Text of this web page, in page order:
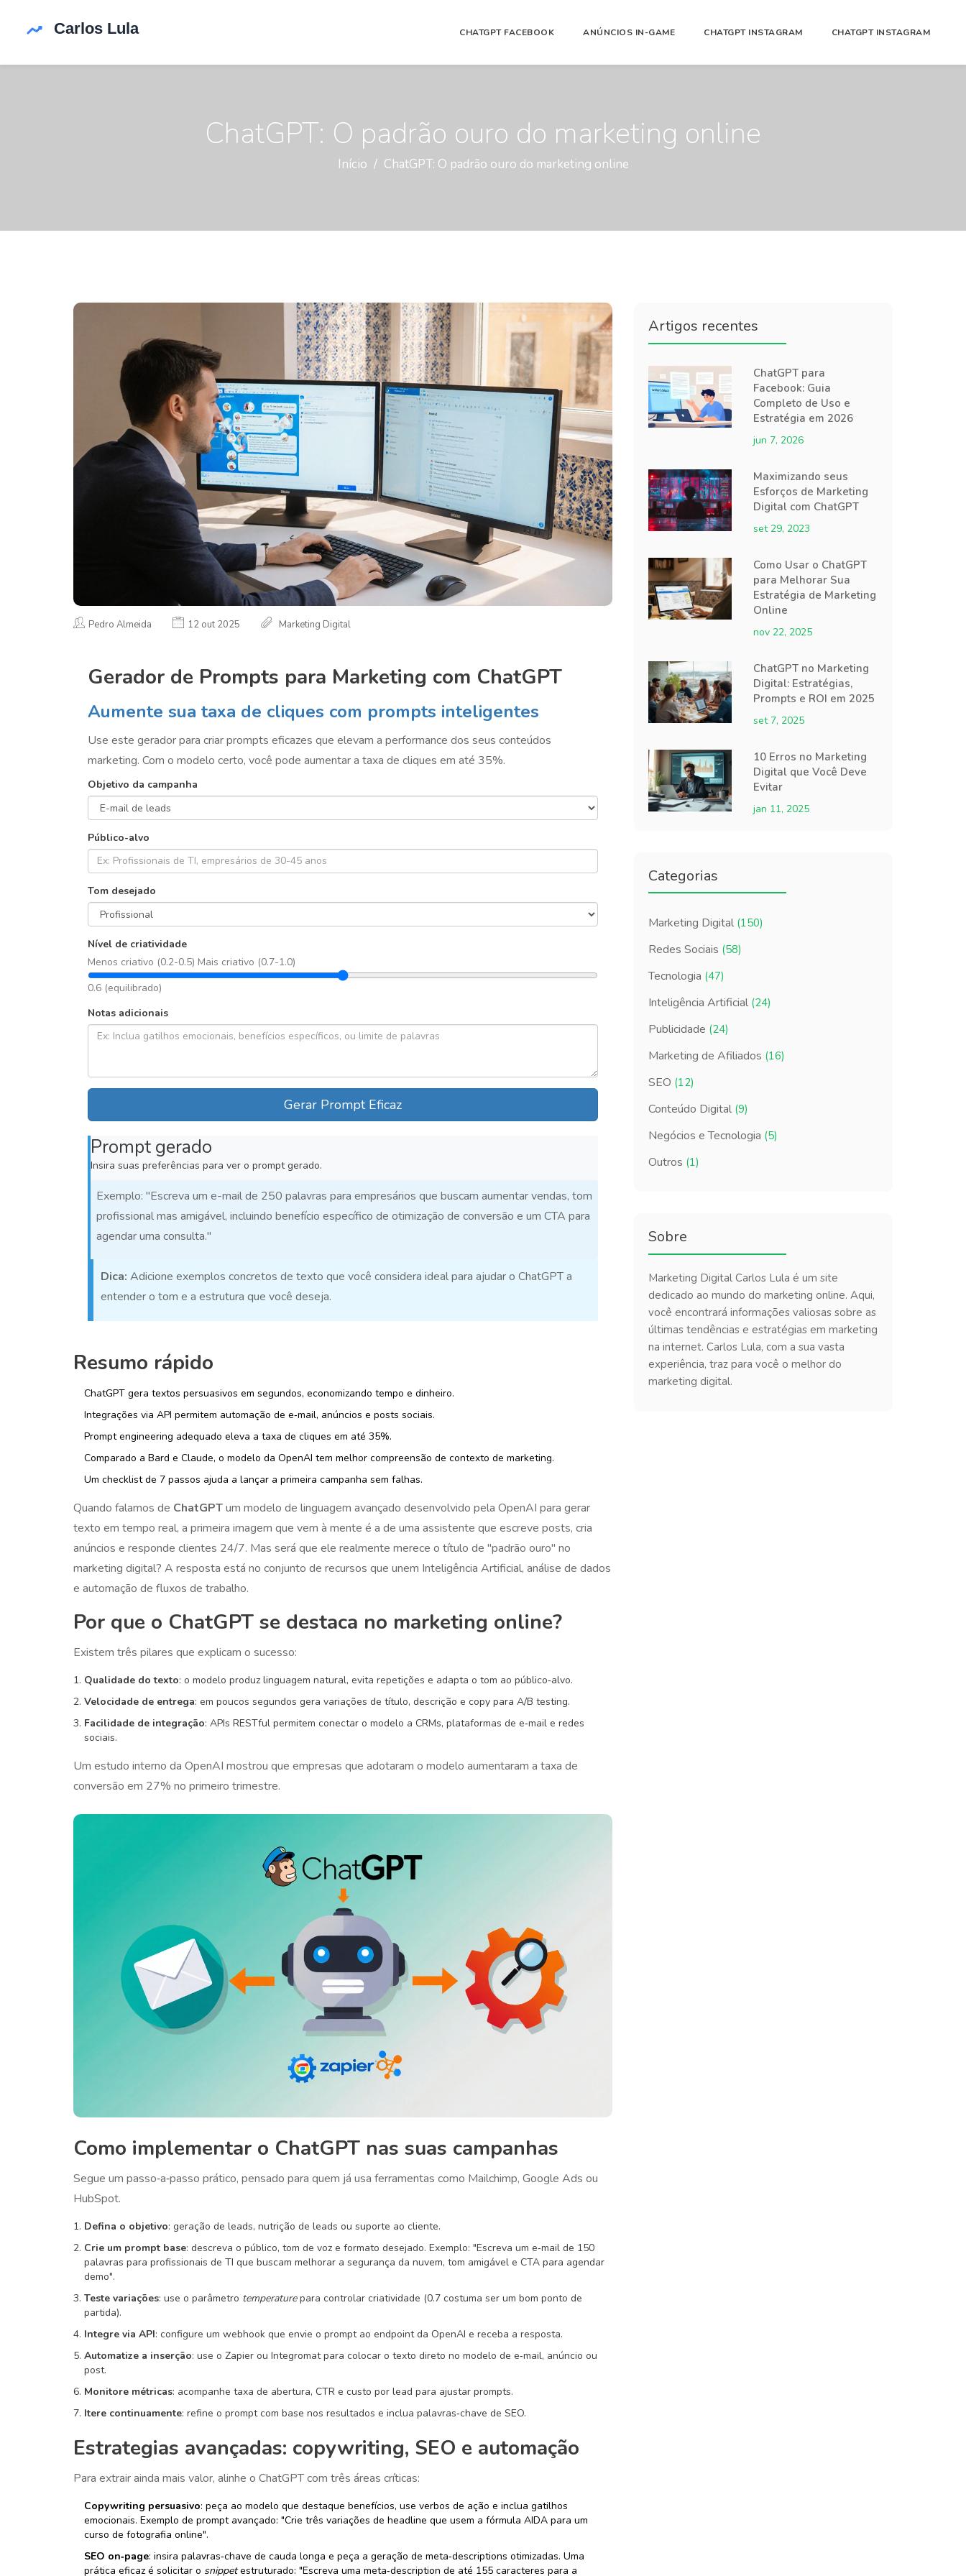
CHATGPT FACEBOOK ANÚNCIOS IN-GAME CHATGPT INSTAGRAM CHATGPT INSTAGRAM
ChatGPT: O padrão ouro do marketing online
Início ChatGPT: O padrão ouro do marketing online
Pedro Almeida 12 out 2025 Marketing Digital
Gerador de Prompts para Marketing com ChatGPT
Aumente sua taxa de cliques com prompts inteligentes
Use este gerador para criar prompts eficazes que elevam a performance dos seus conteúdos
marketing. Com o modelo certo, você pode aumentar a taxa de cliques em até 35%.
Objetivo da campanha
Público-alvo
Tom desejado
Nível de criatividade
Menos criativo (0.2-0.5) Mais criativo (0.7-1.0)
0.6 (equilibrado)
Notas adicionais
Gerar Prompt Eficaz
Prompt gerado
Insira suas preferências para ver o prompt gerado.
Exemplo: "Escreva um e-mail de 250 palavras para empresários que buscam aumentar vendas, tom
profissional mas amigável, incluindo benefício específico de otimização de conversão e um CTA para
agendar uma consulta."
Dica: Adicione exemplos concretos de texto que você considera ideal para ajudar o ChatGPT a
entender o tom e a estrutura que você deseja.
Resumo rápido
ChatGPT gera textos persuasivos em segundos, economizando tempo e dinheiro.
Integrações via API permitem automação de e‑mail, anúncios e posts sociais.
Prompt engineering adequado eleva a taxa de cliques em até 35%.
Comparado a Bard e Claude, o modelo da OpenAI tem melhor compreensão de contexto de marketing.
Um checklist de 7 passos ajuda a lançar a primeira campanha sem falhas.
Quando falamos de ChatGPTum modelo de linguagem avançado desenvolvido pela OpenAI para gerar
texto em tempo real, a primeira imagem que vem à mente é a de uma assistente que escreve posts, cria
anúncios e responde clientes 24/7. Mas será que ele realmente merece o título de "padrão ouro" no
marketing digital? A resposta está no conjunto de recursos que unem Inteligência Artificial, análise de dados
e automação de fluxos de trabalho.
Por que o ChatGPT se destaca no marketing online?
Existem três pilares que explicam o sucesso:
Qualidade do texto: o modelo produz linguagem natural, evita repetições e adapta o tom ao público‑alvo.
Velocidade de entrega: em poucos segundos gera variações de título, descrição e copy para A/B testing.
Facilidade de integração: APIs RESTful permitem conectar o modelo a CRMs, plataformas de e‑mail e redes
sociais.
Um estudo interno da OpenAI mostrou que empresas que adotaram o modelo aumentaram a taxa de
conversão em 27% no primeiro trimestre.
Como implementar o ChatGPT nas suas campanhas
Segue um passo‑a‑passo prático, pensado para quem já usa ferramentas como Mailchimp, Google Ads ou
HubSpot.
Defina o objetivo: geração de leads, nutrição de leads ou suporte ao cliente.
Crie um prompt base: descreva o público, tom de voz e formato desejado. Exemplo: "Escreva um e‑mail de 150
palavras para profissionais de TI que buscam melhorar a segurança da nuvem, tom amigável e CTA para agendar
demo".
Teste variações: use o parâmetro temperaturepara controlar criatividade (0.7 costuma ser um bom ponto de
partida).
Integre via API: configure um webhook que envie o prompt ao endpoint da OpenAI e receba a resposta.
Automatize a inserção: use o Zapier ou Integromat para colocar o texto direto no modelo de e‑mail, anúncio ou
post.
Monitore métricas: acompanhe taxa de abertura, CTR e custo por lead para ajustar prompts.
Itere continuamente: refine o prompt com base nos resultados e inclua palavras‑chave de SEO.
Estrategias avançadas: copywriting, SEO e automação
Para extrair ainda mais valor, alinhe o ChatGPT com três áreas críticas:
Copywriting persuasivo: peça ao modelo que destaque benefícios, use verbos de ação e inclua gatilhos
emocionais. Exemplo de prompt avançado: "Crie três variações de headline que usem a fórmula AIDA para um
curso de fotografia online".
SEO on‑page: insira palavras‑chave de cauda longa e peça a geração de meta‑descriptions otimizadas. Uma
prática eficaz é solicitar o snippetestruturado: "Escreva uma meta‑description de até 155 caracteres para a
Artigos recentes
ChatGPT para
Facebook: Guia
Completo de Uso e
Estratégia em 2026
jun 7, 2026
Maximizando seus
Esforços de Marketing
Digital com ChatGPT
set 29, 2023
Como Usar o ChatGPT
para Melhorar Sua
Estratégia de Marketing
Online
nov 22, 2025
ChatGPT no Marketing
Digital: Estratégias,
Prompts e ROI em 2025
set 7, 2025
10 Erros no Marketing
Digital que Você Deve
Evitar
jan 11, 2025
Categorias
Marketing Digital (150)
Redes Sociais (58)
Tecnologia (47)
Inteligência Artificial (24)
Publicidade (24)
Marketing de Afiliados (16)
SEO (12)
Conteúdo Digital (9)
Negócios e Tecnologia (5)
Outros (1)
Sobre
Marketing Digital Carlos Lula é um site
dedicado ao mundo do marketing online. Aqui,
você encontrará informações valiosas sobre as
últimas tendências e estratégias em marketing
na internet. Carlos Lula, com a sua vasta
experiência, traz para você o melhor do
marketing digital.